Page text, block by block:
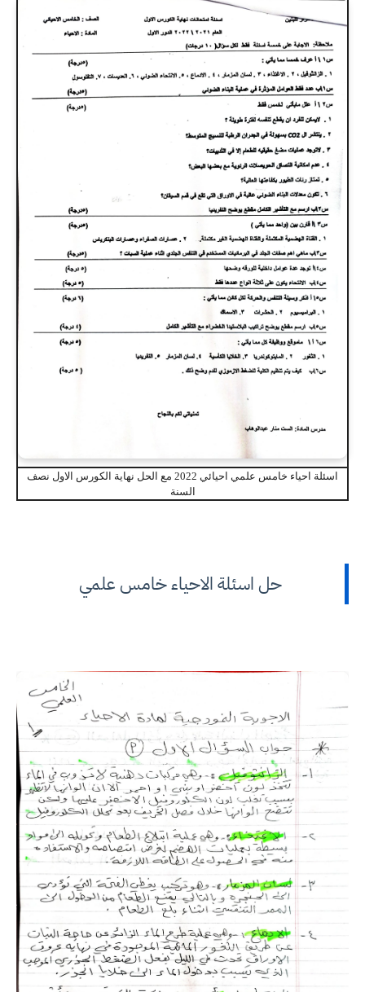
اسئلة احياء خامس علمي احيائي 2022 مع الحل نهاية الكورس الاول نصف
السنة
حل اسئلة الاحياء خامس علمي